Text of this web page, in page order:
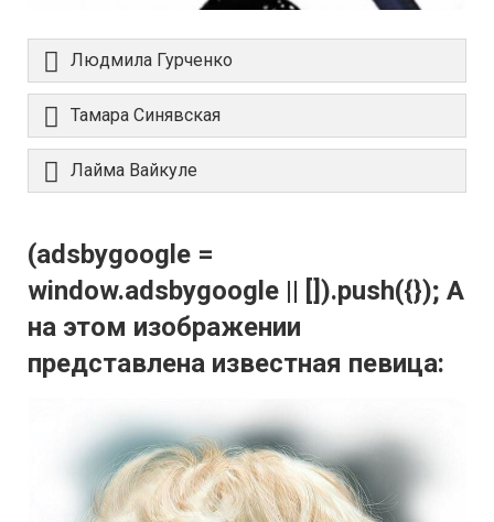
Людмила Гурченко
Тамара Синявская
Лайма Вайкуле
(adsbygoogle =
window.adsbygoogle || []).push({}); А
на этом изображении
представлена известная певица: